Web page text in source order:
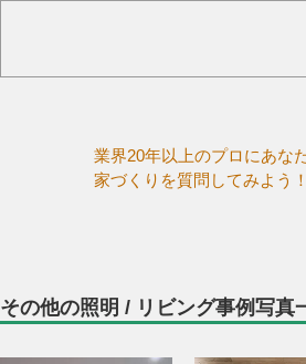
業界20年以上のプロにあな
家づくりを質問してみよう！
その他の照明 / リビング事例写真